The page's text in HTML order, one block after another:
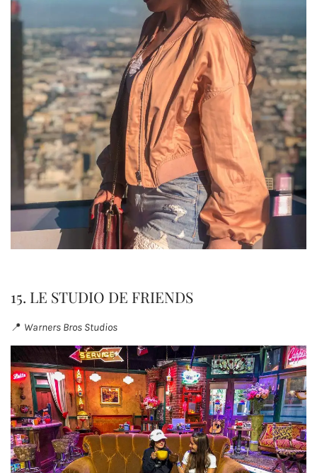
15. LE STUDIO DE FRIENDS
📍 Warners Bros Studios